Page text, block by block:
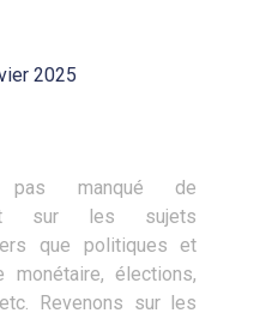
2025
pas manqué de
sur les sujets
que politiques et
élections,
Revenons sur les